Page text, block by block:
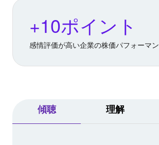
+10ポイント
感情評価が高い企業の株価パフォーマ
傾聴 理解